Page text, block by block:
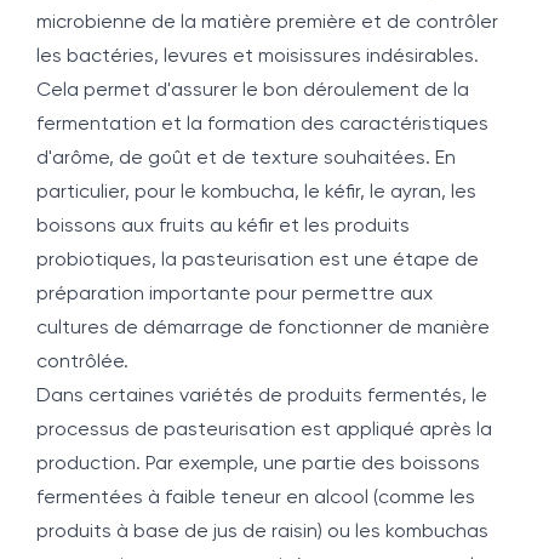
microbienne de la matière première et de contrôler
les bactéries, levures et moisissures indésirables.
Cela permet d'assurer le bon déroulement de la
fermentation et la formation des caractéristiques
d'arôme, de goût et de texture souhaitées. En
particulier, pour le kombucha, le kéfir, le ayran, les
boissons aux fruits au kéfir et les produits
probiotiques, la pasteurisation est une étape de
préparation importante pour permettre aux
cultures de démarrage de fonctionner de manière
contrôlée.
Dans certaines variétés de produits fermentés, le
processus de pasteurisation est appliqué après la
production. Par exemple, une partie des boissons
fermentées à faible teneur en alcool (comme les
produits à base de jus de raisin) ou les kombuchas